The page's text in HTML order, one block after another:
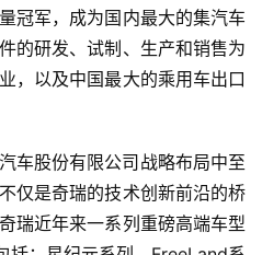
冠军，成为国内最大的集汽车
的研发、试制、生产和销售为
，以及中国最大的乘用车出口
车股份有限公司战略布局中至
仅是奇瑞的技术创新前沿的桥
瑞近年来一系列重磅高端车型